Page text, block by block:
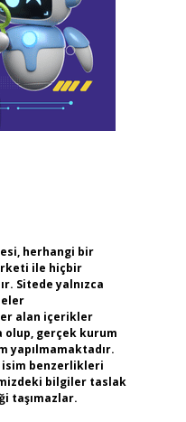
herhangi bir
ile hiçbir
Sitede yalnızca
alan içerikler
olup, gerçek kurum
yapılmamaktadır.
isim benzerlikleri
bilgiler taslak
taşımazlar.